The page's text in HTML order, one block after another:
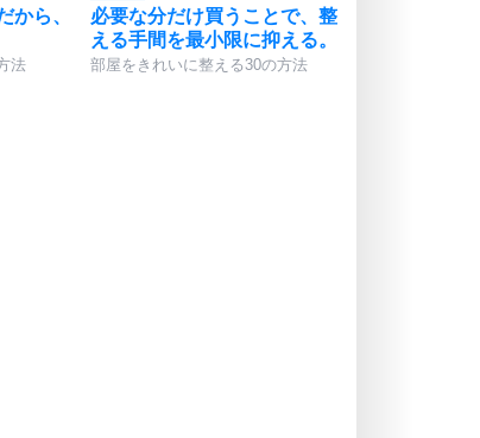
から、
法
必要な分だけ買うことで、整
える手間を最小限に抑える。
部屋をきれいに整える30の方法